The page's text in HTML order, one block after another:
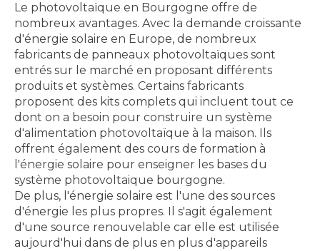
Le photovoltaïque en Bourgogne offre de
nombreux avantages. Avec la demande croissante
d'énergie solaire en Europe, de nombreux
fabricants de panneaux photovoltaïques sont
entrés sur le marché en proposant différents
produits et systèmes. Certains fabricants
proposent des kits complets qui incluent tout ce
dont on a besoin pour construire un système
d'alimentation photovoltaïque à la maison. Ils
offrent également des cours de formation à
l'énergie solaire pour enseigner les bases du
système photovoltaique bourgogne.
De plus, l'énergie solaire est l'une des sources
d'énergie les plus propres. Il s'agit également
d'une source renouvelable car elle est utilisée
aujourd'hui dans de plus en plus d'appareils